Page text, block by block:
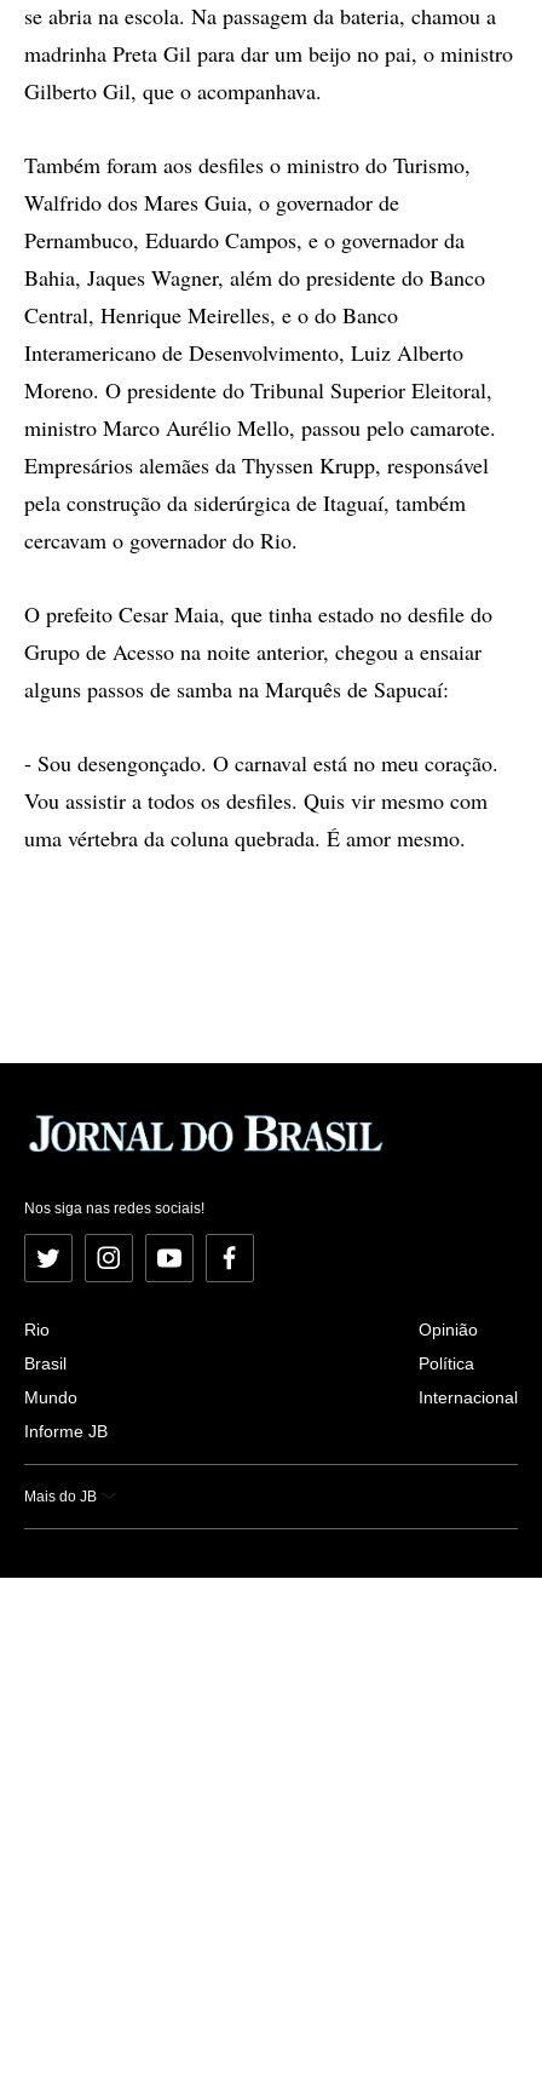
se abria na escola. Na passagem da bateria, chamou a
madrinha Preta Gil para dar um beijo no pai, o ministro
Gilberto Gil, que o acompanhava.
Também foram aos desfiles o ministro do Turismo,
Walfrido dos Mares Guia, o governador de
Pernambuco, Eduardo Campos, e o governador da
Bahia, Jaques Wagner, além do presidente do Banco
Central, Henrique Meirelles, e o do Banco
Interamericano de Desenvolvimento, Luiz Alberto
Moreno. O presidente do Tribunal Superior Eleitoral,
ministro Marco Aurélio Mello, passou pelo camarote.
Empresários alemães da Thyssen Krupp, responsável
pela construção da siderúrgica de Itaguaí, também
cercavam o governador do Rio.
O prefeito Cesar Maia, que tinha estado no desfile do
Grupo de Acesso na noite anterior, chegou a ensaiar
alguns passos de samba na Marquês de Sapucaí:
- Sou desengonçado. O carnaval está no meu coração.
Vou assistir a todos os desfiles. Quis vir mesmo com
uma vértebra da coluna quebrada. É amor mesmo.
Nos siga nas redes sociais!
Twitter InstagramYouTubeFacebook
Rio
Brasil
Mundo
Informe JB
Opinião
Política
Internacional
Mais do JB
Esportes